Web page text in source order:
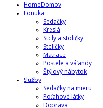
HomeDomov
Ponuka
Sedačky
Kreslá
Stoly a stoličky
Stoličky
Matrace
Postele a váľandy
Štýlový nábytok
Služby
Sedačky na mieru
Poťahové látky
Doprava